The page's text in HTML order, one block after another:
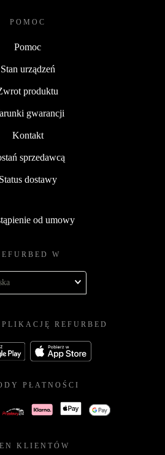
POMOC
Pomoc
Stan urządzeń
produktu
gwarancji
Kontakt
sprzedawcą
Status dostawy
od umowy
W
REFURBED
PŁATNOŚCI
KLIENTÓW